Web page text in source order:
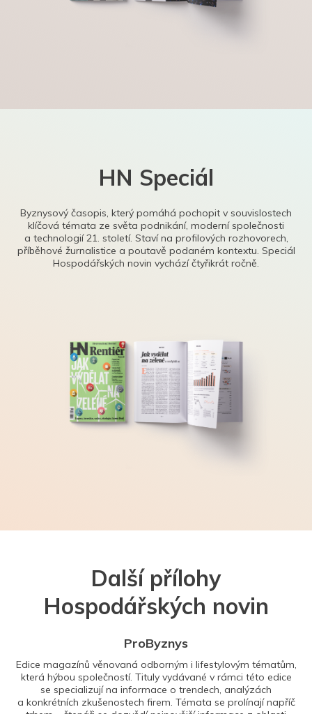
HN Speciál
Byznysový časopis, který pomáhá pochopit v souvislostech
klíčová témata ze světa podnikání, moderní společnosti
a technologií 21. století. Staví na profilových rozhovorech,
příběhové žurnalistice a poutavě podaném kontextu. Speciál
Hospodářských novin vychází čtyřikrát ročně.
Další přílohy
Hospodářských novin
ProByznys
Edice magazínů věnovaná odborným i lifestylovým tématům,
která hýbou společností. Tituly vydávané v rámci této edice
se specializují na informace o trendech, analýzách
a konkrétních zkušenostech firem. Témata se prolínají napříč